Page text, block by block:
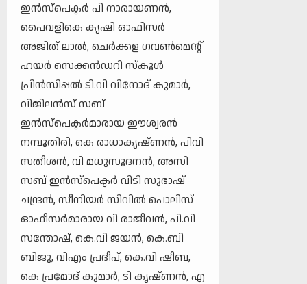
ഇന്‍സ്‌പെക്ടര്‍ പി നാരായണന്‍,
പൈവളികെ കൃഷി ഓഫിസര്‍
അജിത് ലാല്‍, ചെര്‍ക്കള ഗവണ്‍മെന്റ്
ഹയര്‍ സെക്കന്‍ഡറി സ്‌കൂള്‍
പ്രിന്‍സിപ്പല്‍ ടി.വി വിനോദ് കുമാര്‍,
വിജിലന്‍സ് സബ്
ഇന്‍സ്‌പെക്ടര്‍മാരായ ഈശ്വരന്‍
നമ്പൂതിരി, കെ രാധാകൃഷ്ണന്‍, പിവി
സതീശന്‍, വി മധുസൂദനന്‍, അസി
സബ് ഇന്‍സ്‌പെക്ടര്‍ വിടി സുഭാഷ്
ചന്ദ്രന്‍, സീനിയര്‍ സിവില്‍ പൊലിസ്
ഓഫീസര്‍മാരായ വി രാജീവന്‍, പി.വി
സന്തോഷ്, കെ.വി ജയന്‍, കെ.ബി
ബിജു, വിഎം പ്രദീപ്, കെ.വി ഷീബ,
കെ പ്രമോദ് കുമാര്‍, ടി കൃഷ്ണന്‍, എ